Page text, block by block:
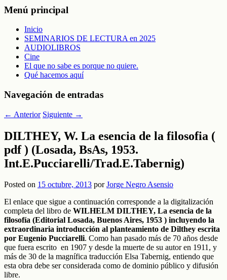
Menú principal
Inicio
SEMINARIOS DE LECTURA en 2025
AUDIOLIBROS
Cine
El que no sabe es porque no quiere.
Qué hacemos aquí
Navegación de entradas
← Anterior Siguiente →
DILTHEY, W. La esencia de la filosofia (
pdf ) (Losada, BsAs, 1953.
Int.E.Pucciarelli/Trad.E.Tabernig)
Posted on 15 octubre, 2013 porJorge Negro Asensio
El enlace que sigue a continuación corresponde a la digitalización
completa del libro de WILHELM DILTHEY, La esencia de la
filosofía (Editorial Losada, Buenos Aires, 1953 ) incluyendo la
extraordinaria introducción al planteamiento de Dilthey escrita
por Eugenio Pucciarelli. Como han pasado más de 70 años desde
que fuera escrito en 1907 y desde la muerte de su autor en 1911, y
más de 30 de la magnífica traducción Elsa Tabernig, entiendo que
esta obra debe ser considerada como de dominio público y difusión
libre.